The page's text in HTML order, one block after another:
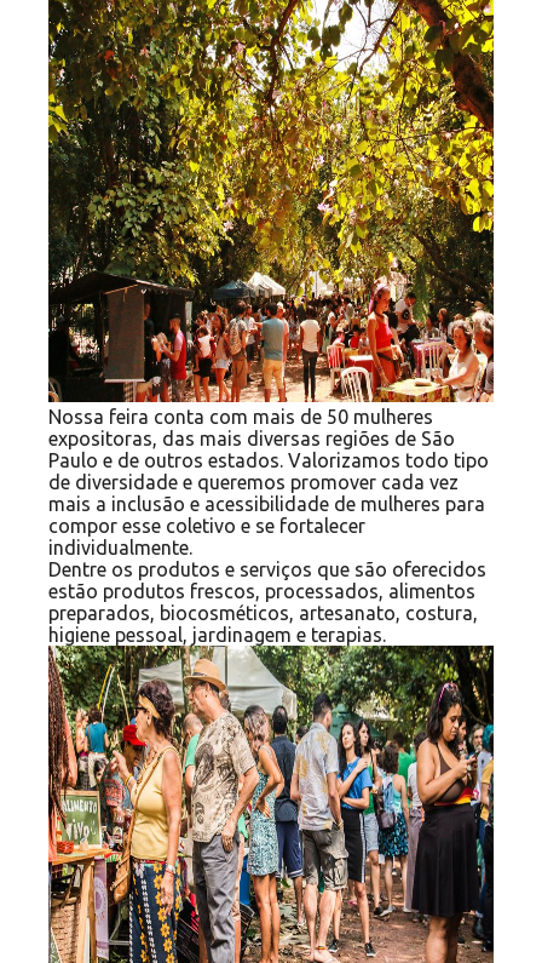
Nossa feira conta com mais de 50 mulheres
expositoras, das mais diversas regiões de São
Paulo e de outros estados. Valorizamos todo tipo
de diversidade e queremos promover cada vez
mais a inclusão e acessibilidade de mulheres para
compor esse coletivo e se fortalecer
individualmente.
Dentre os produtos e serviços que são oferecidos
estão produtos frescos, processados, alimentos
preparados, biocosméticos, artesanato, costura,
higiene pessoal, jardinagem e terapias.